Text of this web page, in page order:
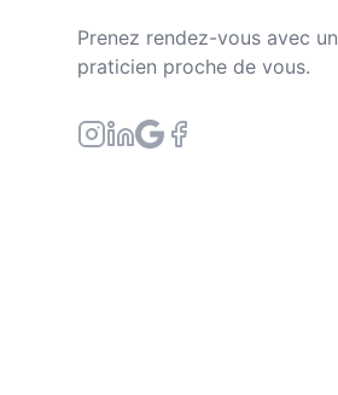
Prenez rendez-vous avec un
praticien proche de vous.